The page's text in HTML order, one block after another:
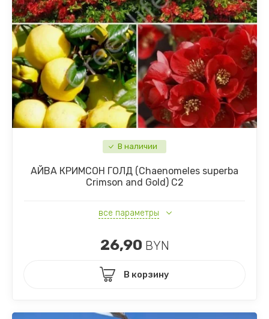
В наличии
АЙВА КРИМСОН ГОЛД (Chaenomeles superba
Crimson and Gold) С2
все параметры
26,90 BYN
В корзину